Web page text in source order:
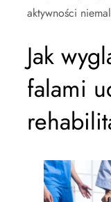
aktywności
Jak
falami